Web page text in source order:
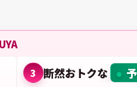
3 断然おトクな